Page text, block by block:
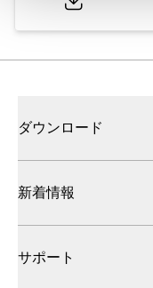
ダウンロード
新着情報
サポート